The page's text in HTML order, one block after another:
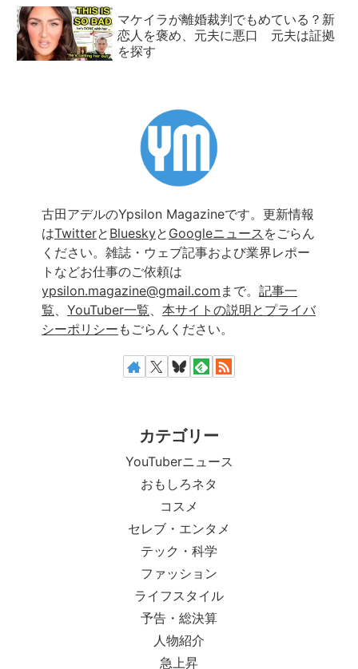
マケイラが離婚裁判でもめている？新
恋人を褒め、元夫に悪口 元夫は証拠
を探す
古田アデルのYpsilon Magazineです。更新情報
はTwitterと Blueskyと Googleニュース をごらん
ください。雑誌・ウェブ記事および業界レポー
トなどお仕事のご依頼は
ypsilon.magazine@gmail.com まで。 記事一
覧、 YouTuber一覧、 本サイトの説明とプライバ
シーポリシー もごらんください。
カテゴリー
YouTuberニュース
おもしろネタ
コスメ
セレブ・エンタメ
テック・科学
ファッション
ライフスタイル
予告・総決算
人物紹介
急上昇